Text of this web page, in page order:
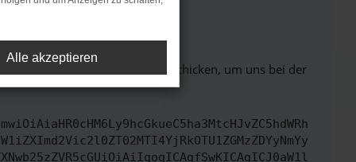
unterstützt werden.
Du kannst uns diesen Text schicken, um uns bei der
Alle akzeptieren